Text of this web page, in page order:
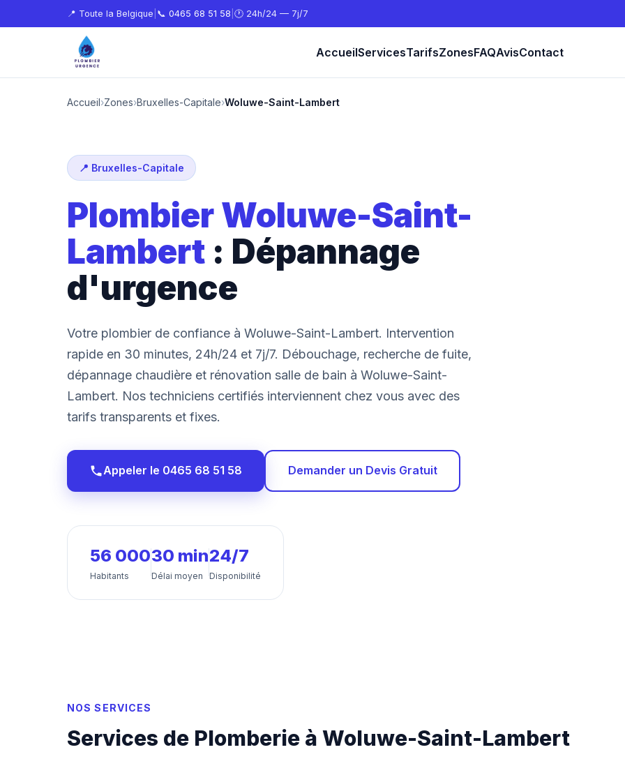
📍 Toute la Belgique 📞 0465 68 51 58 🕐 24h/24 — 7j/7
AccueilServicesTarifsZonesFAQAvisContact
Accueil›Zones›Bruxelles-Capitale›Woluwe-Saint-Lambert
📍 Bruxelles-Capitale
Plombier Woluwe-Saint-
Lambert : Dépannage
d'urgence
Votre plombier de confiance à Woluwe-Saint-Lambert. Intervention
rapide en 30 minutes, 24h/24 et 7j/7. Débouchage, recherche de fuite,
dépannage chaudière et rénovation salle de bain à Woluwe-Saint-
Lambert. Nos techniciens certifiés interviennent chez vous avec des
tarifs transparents et fixes.
Appeler le 0465 68 51 58 Demander un Devis Gratuit
56 000
Habitants
30 min
Délai moyen
24/7
Disponibilité
NOS SERVICES
Services de Plomberie à Woluwe-Saint-Lambert